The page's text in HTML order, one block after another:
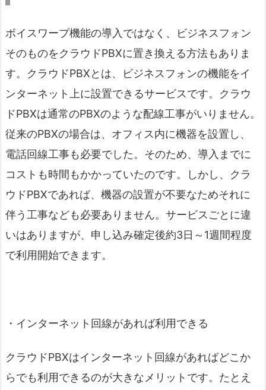
ボイスワープ機能の導入ではなく、ビジネスフォン
そのものをクラウドPBXに置き換える方法もありま
す。クラウドPBXとは、ビジネスフォンの機能をイ
ンターネット上に設置できるサービスです。クラウ
ドPBXは通常のPBXのような配線工事がいりません。
従来のPBXの場合は、オフィス内に機器を設置し、
電話回線工事も必要でした。そのため、導入までに
コストも時間もかかっていたのです。しかし、クラ
ウドPBXであれば、機器の設置が不要なためそれに
伴う工事なども必要ありません。サービスごとに違
いはありますが、申し込み確定後約3日～1週間程度
で利用開始できます。
・インターネット回線があれば利用できる
クラウドPBXはインターネット回線があればどこか
らでも利用できるのが大きなメリットです。たとえ